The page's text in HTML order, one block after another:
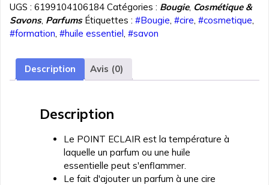
chocolat
30
ml
UGS : 6199104106184 Catégories : Bougie, Cosmétique &
Savons, Parfums Étiquettes : #Bougie #cire #cosmetique
#formation #huile essentiel #savon
Description Avis (0)
Description
Le POINT ECLAIR est la température à
laquelle un parfum ou une huile
essentielle peut s'enflammer.
Le fait d'ajouter un parfum à une cire